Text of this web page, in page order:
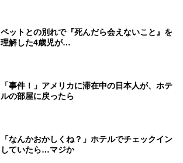
ペットとの別れで『死んだら会えないこと』を
理解した4歳児が…
「事件！」アメリカに滞在中の日本人が、ホテ
ルの部屋に戻ったら
「なんかおかしくね？」ホテルでチェックイン
していたら…マジか